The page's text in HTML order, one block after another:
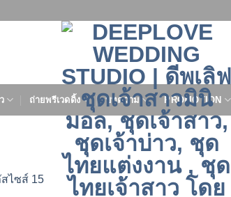
ถ่ายพรีเวดดิ้ง บทความ PROMOTION
ไซส์ 15